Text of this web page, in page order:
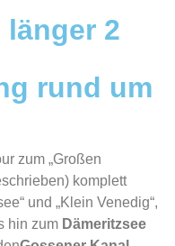
2
rund um
zum „Großen
komplett
und „Klein Venedig“,
hin zum Dämeritzsee